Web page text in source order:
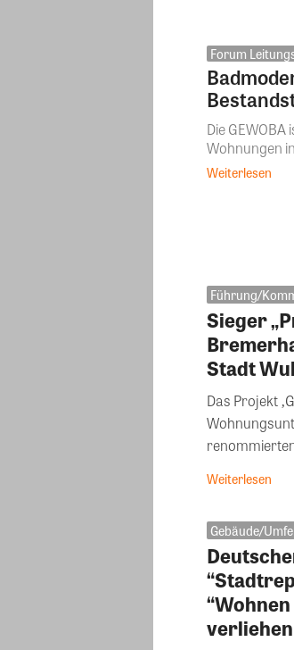
Forum
Die
Wohnungen
Weiterlesen
Führung/
Sieger
Stadt
Das Projekt
Weiterlesen
Gebäude/